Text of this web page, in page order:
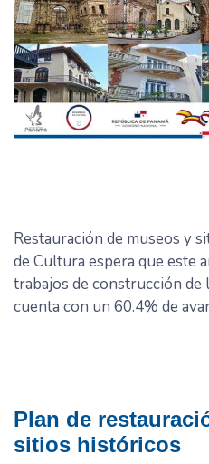
Restauración de museos y
de Cultura espera que este
trabajos de construcción de
cuenta con un 60.4% de
Plan de
sitios históricos